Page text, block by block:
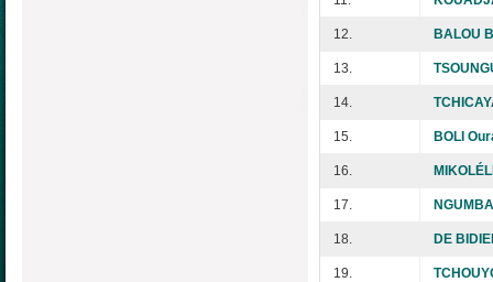
12. BALOU
13.
14.
15. BOLI
16.
17.
18. DE
19.